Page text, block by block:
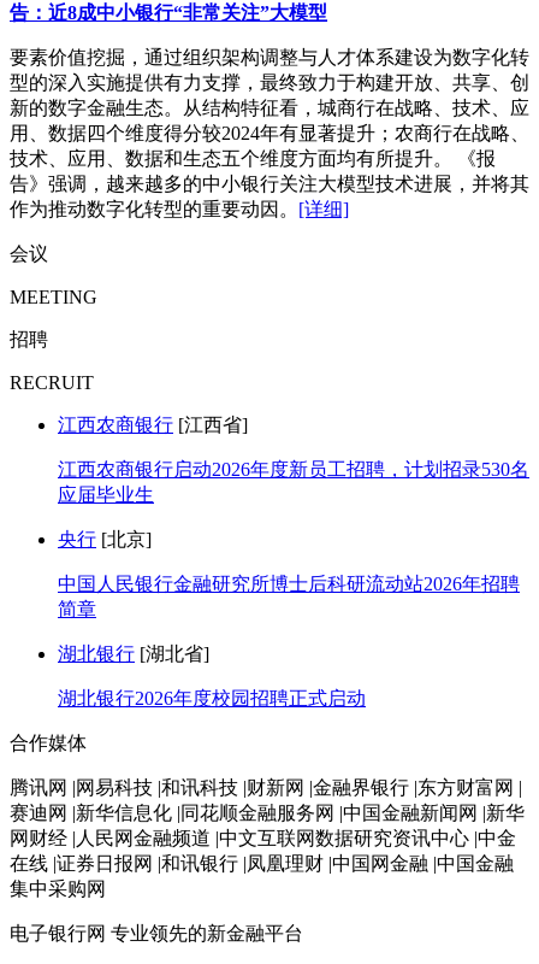
告：近8成中小银行“非常关注”大模型
要素价值挖掘，通过组织架构调整与人才体系建设为数字化转
型的深入实施提供有力支撑，最终致力于构建开放、共享、创
新的数字金融生态。从结构特征看，城商行在战略、技术、应
用、数据四个维度得分较2024年有显著提升；农商行在战略、
技术、应用、数据和生态五个维度方面均有所提升。 《报
告》强调，越来越多的中小银行关注大模型技术进展，并将其
作为推动数字化转型的重要动因。 [详细]
会议
MEETING
招聘
RECRUIT
江西农商银行 [江西省]
江西农商银行启动2026年度新员工招聘，计划招录530名
应届毕业生
央行 [北京]
中国人民银行金融研究所博士后科研流动站2026年招聘
简章
湖北银行 [湖北省]
湖北银行2026年度校园招聘正式启动
合作媒体
腾讯网 |网易科技 |和讯科技 |财新网 |金融界银行 |东方财富网 |
赛迪网 |新华信息化 |同花顺金融服务网 |中国金融新闻网 |新华
网财经 |人民网金融频道 |中文互联网数据研究资讯中心 |中金
在线 |证券日报网 |和讯银行 |凤凰理财 |中国网金融 |中国金融
集中采购网
电子银行网 专业领先的新金融平台